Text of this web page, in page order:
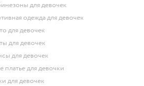
для девочек
одежда для девочек
для девочек
для девочек
для девочек
платье для девочки
для девочек